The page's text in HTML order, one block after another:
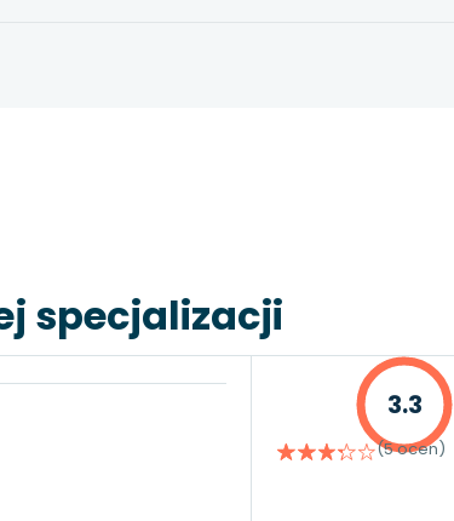
specjalizacji
3.3
(5 ocen)